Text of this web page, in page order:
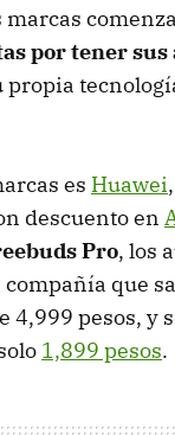
marcas
por tener
propia
es Huawei
descuento en
Pro, los
compañía que
4,999 pesos, y
1,899 pesos.